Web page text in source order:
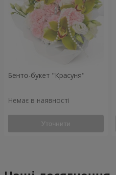
Бенто-букет "Красуня"
Немає в наявності
Уточнити